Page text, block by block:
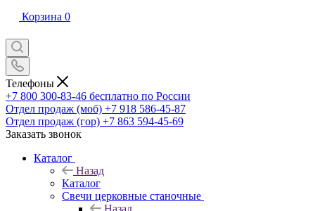
Корзина 0
Телефоны
+7 800 300-83-46 бесплатно по России
Отдел продаж (моб) +7 918 586-45-87
Отдел продаж (гор) +7 863 594-45-69
Заказать звонок
Каталог
Назад
Каталог
Свечи церковные станочные
Назад